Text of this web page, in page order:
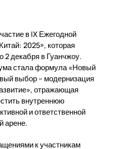
в IX Ежегодной
2025», которая
2 декабря в Гуанчжоу.
стала формула «Новый
выбор – модернизация
отражающая
внутреннюю
и ответственной
арене.
к участникам